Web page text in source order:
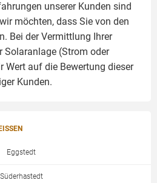
unserer Kunden sind
möchten, dass Sie von den
Bei der Vermittlung Ihrer
Solaranlage (Strom oder
Wert auf die Bewertung dieser
Kunden.
Eggstedt
Süderhastedt